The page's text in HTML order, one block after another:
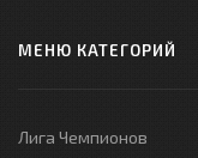
МЕНЮ КАТЕГОРИЙ
Лига Чемпионов